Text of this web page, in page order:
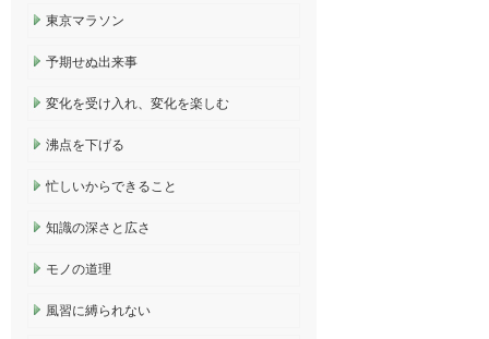
東京マラソン
予期せぬ出来事
変化を受け入れ、変化を楽しむ
沸点を下げる
忙しいからできること
知識の深さと広さ
モノの道理
風習に縛られない